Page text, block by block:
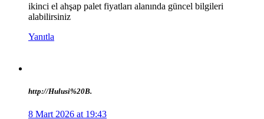
ikinci el ahşap palet fiyatları alanında güncel bilgileri
alabilirsiniz
Yanıtla
http://Hulusi%20B.
8 Mart 2026 at 19:43